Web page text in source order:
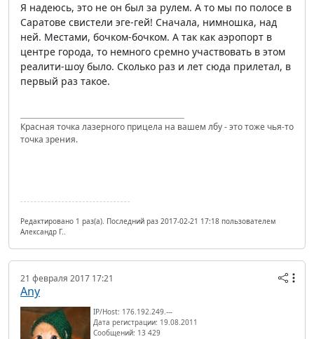
Я надеюсь, это не он был за рулем. А то мы по полосе в
Саратове свистели эге-гей! Сначала, нимношка, над
ней. Местами, бочком-бочком. А так как аэропорт в
центре города, то немного сремно участвовать в этом
реалити-шоу было. Сколько раз и лет сюда прилетал, в
первый раз такое.
Красная точка лазерного прицела на вашем лбу - это тоже чья-то
точка зрения.
Редактировано 1 раз(а). Последний раз 2017-02-21 17:18 пользователем
Александр Г..
21 февраля 2017 17:21
Any
IP/Host: 176.192.249.---
Дата регистрации: 19.08.2011
Сообщений: 13 429